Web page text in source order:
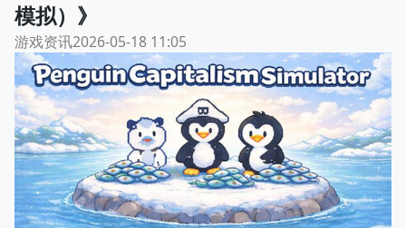
模拟）》
游戏资讯2026-05-18 11:05